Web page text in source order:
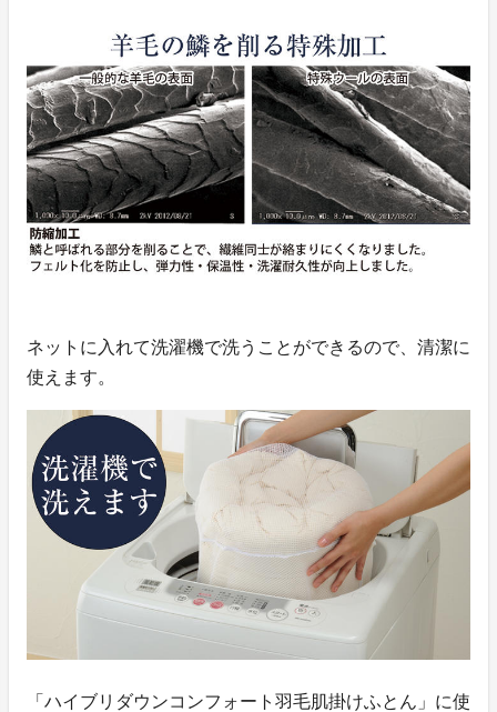
ネットに入れて洗濯機で洗うことができるので、清潔に
使えます。
「ハイブリダウンコンフォート羽毛肌掛けふとん」に使